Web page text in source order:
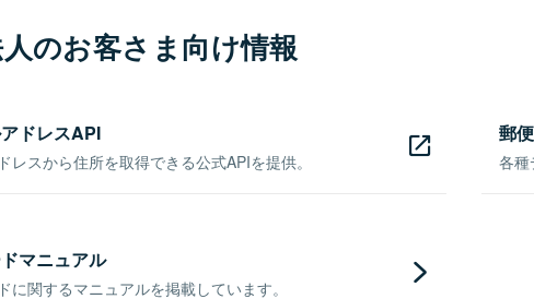
のお客さま向け情報
ドレスAPI
レスから住所を取得できる公式APIを提供。
郵
各種
マニュアル
に関するマニュアルを掲載しています。